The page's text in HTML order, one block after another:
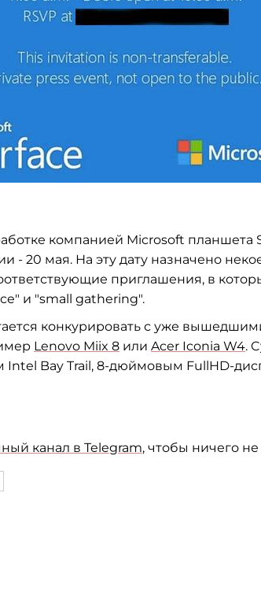
компанией Microsoft планшета
- 20 мая. На эту дату назначено
приглашения, в
и "small gathering".
конкурировать с уже
Lenovo Miix 8 или Acer Iconia W4.
Intel Bay Trail, 8-дюймовым FullHD-
канал в Telegram, чтобы ничего